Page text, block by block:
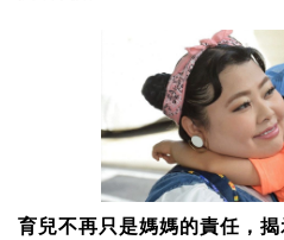
育兒不再只是媽媽的責任，